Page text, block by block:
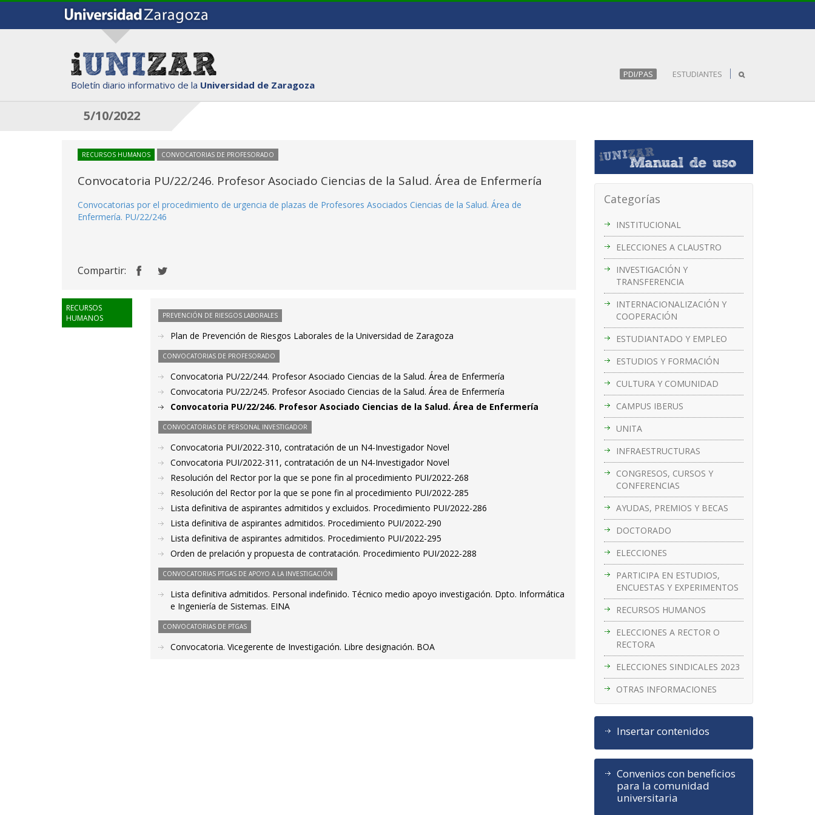
Boletín diario informativo de la Universidad de Zaragoza
PDI/PAS ESTUDIANTES
5/10/2022
Categorías
INSTITUCIONAL
ELECCIONES A CLAUSTRO
INVESTIGACIÓN Y
TRANSFERENCIA
INTERNACIONALIZACIÓN Y
COOPERACIÓN
ESTUDIANTADO Y EMPLEO
ESTUDIOS Y FORMACIÓN
CULTURA Y COMUNIDAD
CAMPUS IBERUS
UNITA
INFRAESTRUCTURAS
CONGRESOS, CURSOS Y
CONFERENCIAS
AYUDAS, PREMIOS Y BECAS
DOCTORADO
ELECCIONES
PARTICIPA EN ESTUDIOS,
ENCUESTAS Y EXPERIMENTOS
RECURSOS HUMANOS
ELECCIONES A RECTOR O
RECTORA
ELECCIONES SINDICALES 2023
OTRAS INFORMACIONES
Insertar contenidos
Convenios con beneficios
para la comunidad
universitaria
RECURSOS HUMANOS CONVOCATORIAS DE PROFESORADO
Convocatoria PU/22/246. Profesor Asociado Ciencias de la Salud. Área de Enfermería
Convocatorias por el procedimiento de urgencia de plazas de Profesores Asociados Ciencias de la Salud. Área de
Enfermería. PU/22/246
Compartir:
RECURSOS
HUMANOS
PREVENCIÓN DE RIESGOS LABORALES
Plan de Prevención de Riesgos Laborales de la Universidad de Zaragoza
CONVOCATORIAS DE PROFESORADO
Convocatoria PU/22/244. Profesor Asociado Ciencias de la Salud. Área de Enfermería
Convocatoria PU/22/245. Profesor Asociado Ciencias de la Salud. Área de Enfermería
Convocatoria PU/22/246. Profesor Asociado Ciencias de la Salud. Área de Enfermería
CONVOCATORIAS DE PERSONAL INVESTIGADOR
Convocatoria PUI/2022-310, contratación de un N4-Investigador Novel
Convocatoria PUI/2022-311, contratación de un N4-Investigador Novel
Resolución del Rector por la que se pone fin al procedimiento PUI/2022-268
Resolución del Rector por la que se pone fin al procedimiento PUI/2022-285
Lista definitiva de aspirantes admitidos y excluidos. Procedimiento PUI/2022-286
Lista definitiva de aspirantes admitidos. Procedimiento PUI/2022-290
Lista definitiva de aspirantes admitidos. Procedimiento PUI/2022-295
Orden de prelación y propuesta de contratación. Procedimiento PUI/2022-288
CONVOCATORIAS PTGAS DE APOYO A LA INVESTIGACIÓN
Lista definitiva admitidos. Personal indefinido. Técnico medio apoyo investigación. Dpto. Informática
e Ingeniería de Sistemas. EINA
CONVOCATORIAS DE PTGAS
Convocatoria. Vicegerente de Investigación. Libre designación. BOA